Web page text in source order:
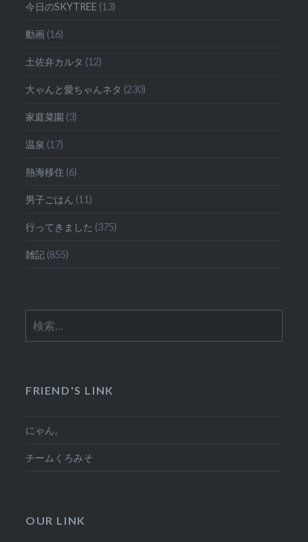
今日のSKYTREE (13)
動画 (16)
土佐弁カルタ (12)
大ゃんと愛ちゃんネタ (230)
家庭菜園 (3)
温泉 (17)
熱海移住 (6)
男子ごはん (11)
行ってきました (375)
雑記 (855)
索:
FRIEND'S LINK
にゃん。
チームくろみそ
OUR LINK